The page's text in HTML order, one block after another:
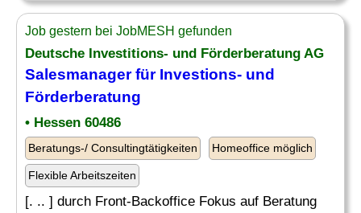
Job gestern bei JobMESH gefunden
Deutsche Investitions- und Förderberatung AG
Salesmanager für Investions- und
Förderberatung
• Hessen 60486
Beratungs-/ Consultingtätigkeiten Homeoffice möglich
Flexible Arbeitszeiten
[. .. ] durch Front-Backoffice Fokus auf Beratung